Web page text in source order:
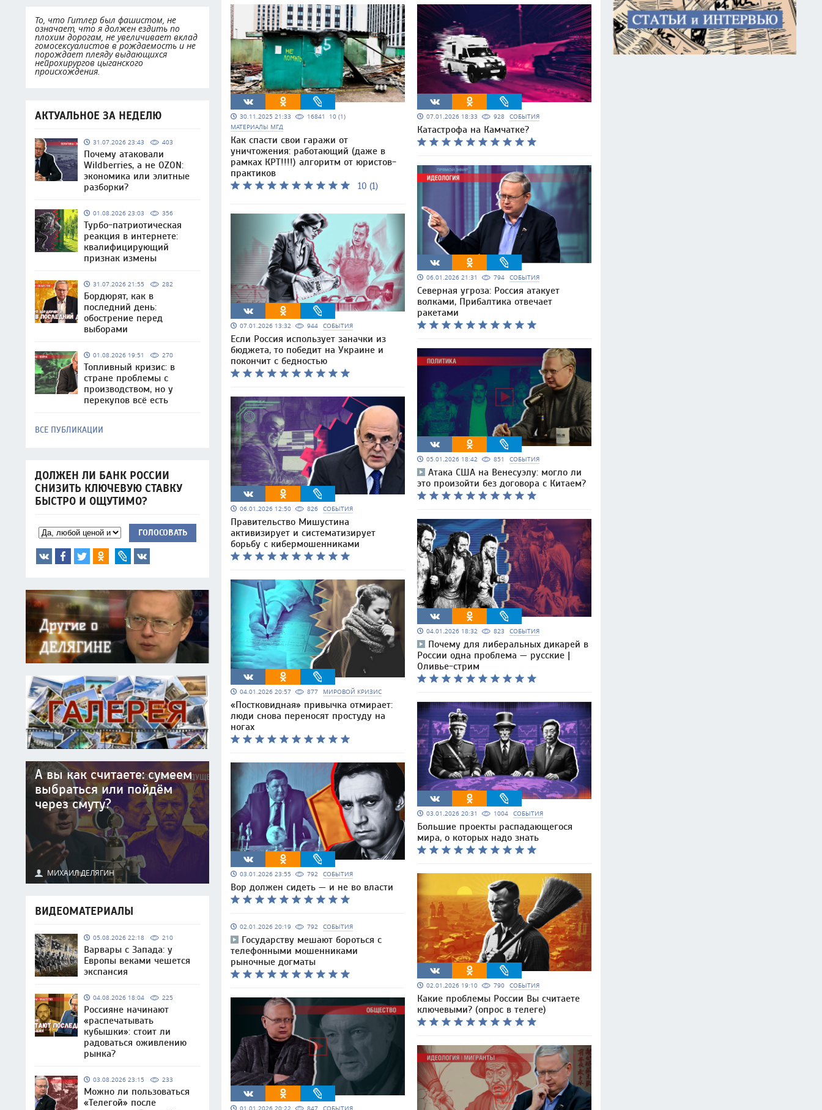
То, что Гитлер был фашистом, не
означает, что я должен ездить по
плохим дорогам, не увеличивает вклад
гомосексуалистов в рождаемость и не
порождает плеяду выдающихся
нейрохирургов цыганского
происхождения.
АКТУАЛЬНОЕ ЗА НЕДЕЛЮ
31.07.2026 23:43 403
Почему атаковали
Wildberries, а не OZON:
экономика или элитные
разборки?
01.08.2026 23:03 356
Турбо-патриотическая
реакция в интернете:
квалифицирующий
признак измены
31.07.2026 21:55 282
Бордюрят, как в
последний день:
обострение перед
выборами
01.08.2026 19:51 270
Топливный кризис: в
стране проблемы с
производством, но у
перекупов всё есть
ВСЕ ПУБЛИКАЦИИ
ДОЛЖЕН ЛИ БАНК РОССИИ
СНИЗИТЬ КЛЮЧЕВУЮ СТАВКУ
БЫСТРО И ОЩУТИМО?
ГОЛОСОВАТЬ
А вы как считаете: сумеем
выбраться или пойдём
через смуту?
МИХАИЛ ДЕЛЯГИН
ВИДЕОМАТЕРИАЛЫ
05.08.2026 22:18 210
Варвары с Запада: у
Европы веками чешется
экспансия
04.08.2026 18:04 225
Россияне начинают
«распечатывать
кубышки»: стоит ли
радоваться оживлению
рынка?
03.08.2026 23:15 233
Можно ли пользоваться
«Телегой» после
30.11.2025 21:33 16841 10 (1)
МАТЕРИАЛЫ МГД
Как спасти свои гаражи от
уничтожения: работающий (даже в
рамках КРТ!!!!) алгоритм от юристов-
практиков
10 (1)
07.01.2026 13:32 944 СОБЫТИЯ
Если Россия использует заначки из
бюджета, то победит на Украине и
покончит с бедностью
06.01.2026 12:50 826 СОБЫТИЯ
Правительство Мишустина
активизирует и систематизирует
борьбу с кибермошенниками
04.01.2026 20:57 877 МИРОВОЙ КРИЗИС
«Постковидная» привычка отмирает:
люди снова переносят простуду на
ногах
03.01.2026 23:55 792 СОБЫТИЯ
Вор должен сидеть — и не во власти
02.01.2026 20:19 792 СОБЫТИЯ
Государству мешают бороться с
телефонными мошенниками
рыночные догматы
07.01.2026 18:33 928 СОБЫТИЯ
Катастрофа на Камчатке?
06.01.2026 21:31 794 СОБЫТИЯ
Северная угроза: Россия атакует
волками, Прибалтика отвечает
ракетами
05.01.2026 18:42 851 СОБЫТИЯ
Атака США на Венесуэлу: могло ли
это произойти без договора с Китаем?
04.01.2026 18:32 823 СОБЫТИЯ
Почему для либеральных дикарей в
России одна проблема — русские |
Оливье-стрим
03.01.2026 20:31 1004 СОБЫТИЯ
Большие проекты распадающегося
мира, о которых надо знать
02.01.2026 19:10 790 СОБЫТИЯ
Какие проблемы России Вы считаете
ключевыми? (опрос в телеге)